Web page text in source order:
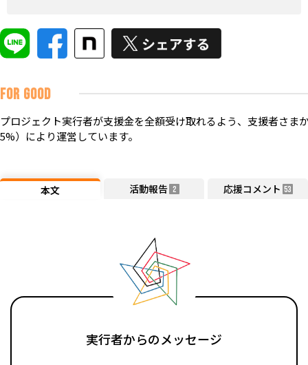
FOR GOOD
プロジェクト実行者が支援金を全額受け取れるよう、支援者さま
5%）により運営しています。
本文 活動報告 2 応援コメント 53
実行者からのメッセージ